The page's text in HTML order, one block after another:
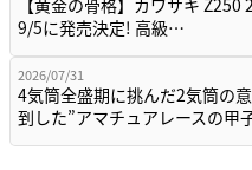
9/5に発売決定! 高級…
2026/07/31
4気筒全盛期に挑んだ2気筒の
到した”アマチュアレースの甲